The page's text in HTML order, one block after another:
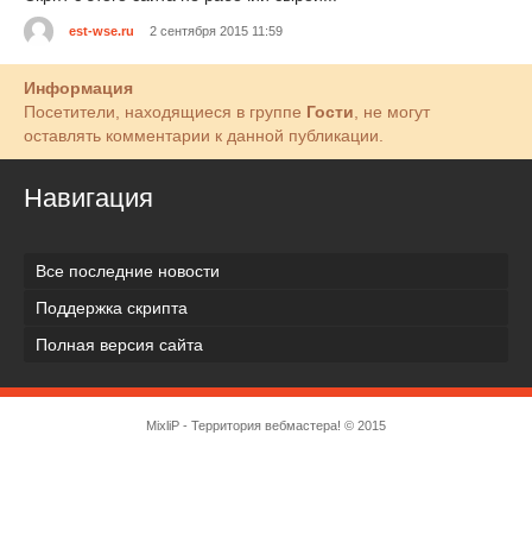
est-wse.ru 2 сентября 2015 11:59
Информация
Посетители, находящиеся в группе Гости , не могут
оставлять комментарии к данной публикации.
Навигация
Все последние новости
Поддержка скрипта
Полная версия сайта
MixliP - Территория вебмастера! © 2015